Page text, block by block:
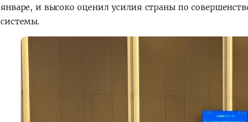
январе, и высоко оценил усилия страны по
системы.